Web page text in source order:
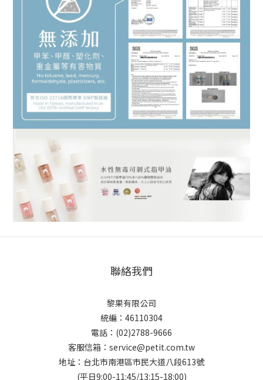
聯絡我們
黎果有限公司
統編：46110304
電話：(02)2788-9666
客服信箱：service@petit.com.tw
地址：台北市南港區市民大道八段613號
(平日9:00-11:45/13:15-18:00)